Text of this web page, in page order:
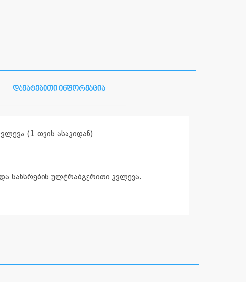
დამატებითი ინფორმაცია
(1 თვის ასაკიდან)
სახსრების ულტრაბგერითი კვლევა.